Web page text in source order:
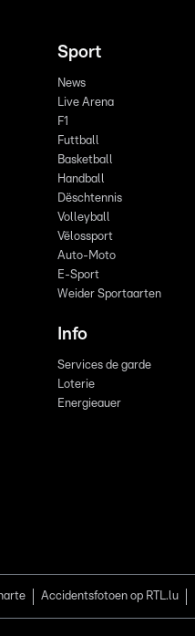
Sport
News
Live Arena
F1
Futtball
Basketball
Handball
Dëschtennis
Volleyball
Vëlossport
Auto-Moto
E-Sport
Weider Sportaarten
Info
Services de garde
Loterie
Energieauer
Accidentsfotoen op RTL.lu